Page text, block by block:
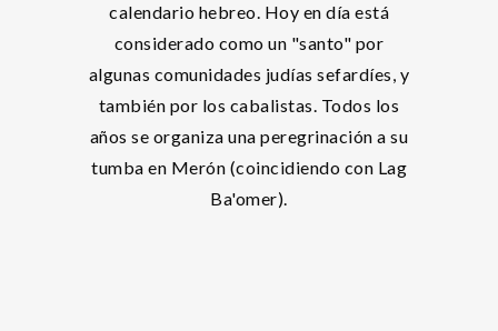
calendario hebreo. Hoy en día está
considerado como un "santo" por
algunas comunidades judías sefardíes, y
también por los cabalistas. Todos los
años se organiza una peregrinación a su
tumba en Merón (coincidiendo con Lag
Ba'omer).